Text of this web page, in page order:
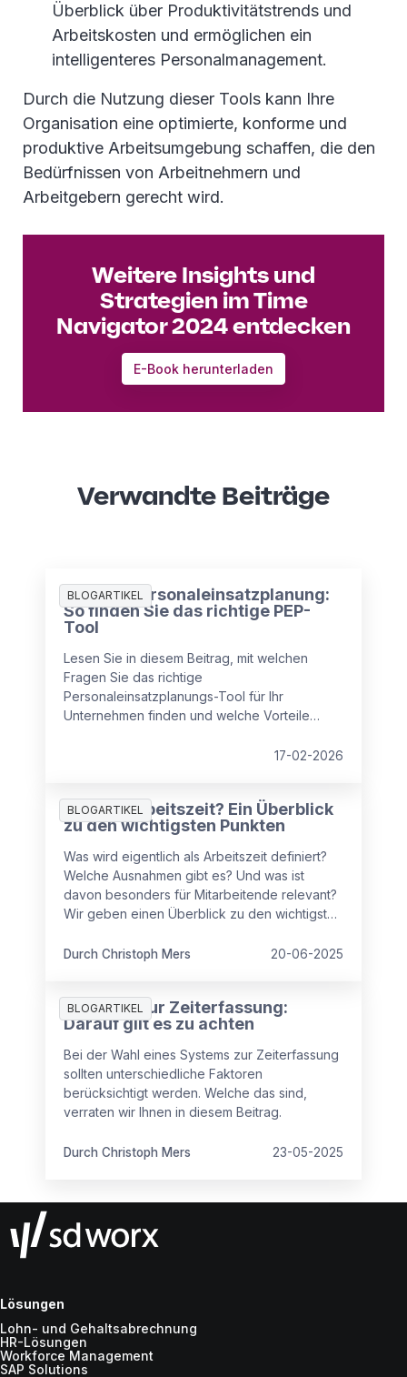
Überblick über Produktivitätstrends und
Arbeitskosten und ermöglichen ein
intelligenteres Personalmanagement.
Durch die Nutzung dieser Tools kann Ihre
Organisation eine optimierte, konforme und
produktive Arbeitsumgebung schaffen, die den
Bedürfnissen von Arbeitnehmern und
Arbeitgebern gerecht wird.
Weitere Insights und
Strategien im Time
Navigator 2024 entdecken
E-Book herunterladen
Verwandte Beiträge
BLOGARTIKEL
Digitale Personaleinsatzplanung:
So finden Sie das richtige PEP-
Tool
Lesen Sie in diesem Beitrag, mit welchen
Fragen Sie das richtige
Personaleinsatzplanungs-Tool für Ihr
Unternehmen finden und welche Vorteile
17-02-2026
BLOGARTIKEL
Was ist Arbeitszeit? Ein Überblick
zu den wichtigsten Punkten
Was wird eigentlich als Arbeitszeit definiert?
Welche Ausnahmen gibt es? Und was ist
davon besonders für Mitarbeitende relevant?
Wir geben einen Überblick zu den wichtigsten
auf.
Durch Christoph Mers 20-06-2025
BLOGARTIKEL
Systeme zur Zeiterfassung:
Darauf gilt es zu achten
Bei der Wahl eines Systems zur Zeiterfassung
sollten unterschiedliche Faktoren
berücksichtigt werden. Welche das sind,
verraten wir Ihnen in diesem Beitrag.
Durch Christoph Mers 23-05-2025
Lösungen
Lohn- und Gehaltsabrechnung
HR-Lösungen
Workforce Management
SAP Solutions